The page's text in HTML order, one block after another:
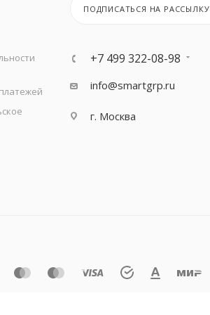
ПОДПИСАТЬСЯ НА РАССЫЛКУ
+7 499 322-08-98
info@smartgrp.ru
г. Москва